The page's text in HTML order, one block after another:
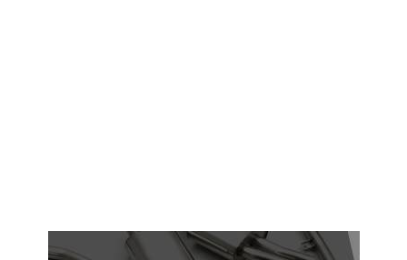
Original Video- More videos atTinyPic